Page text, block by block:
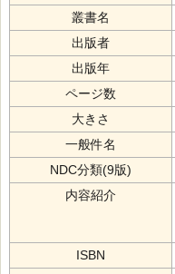
叢書名
出版者
出版年
ページ数
大きさ
一般件名
NDC分類(9版)
内容紹介
ISBN